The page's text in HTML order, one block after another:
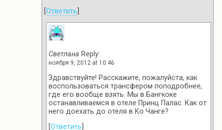
Ответить
Светлана Reply:
ноября 9, 2012 at 10:46
Здравствуйте! Расскажите, пожалуйста, как
воспользоваться трансфером поподробнее,
где его вообще взять. Мы в Бангкоке
останавливаемся в отеле Принц Палас. Как от
него доехать до отеля в Ко Чанге?
Ответить